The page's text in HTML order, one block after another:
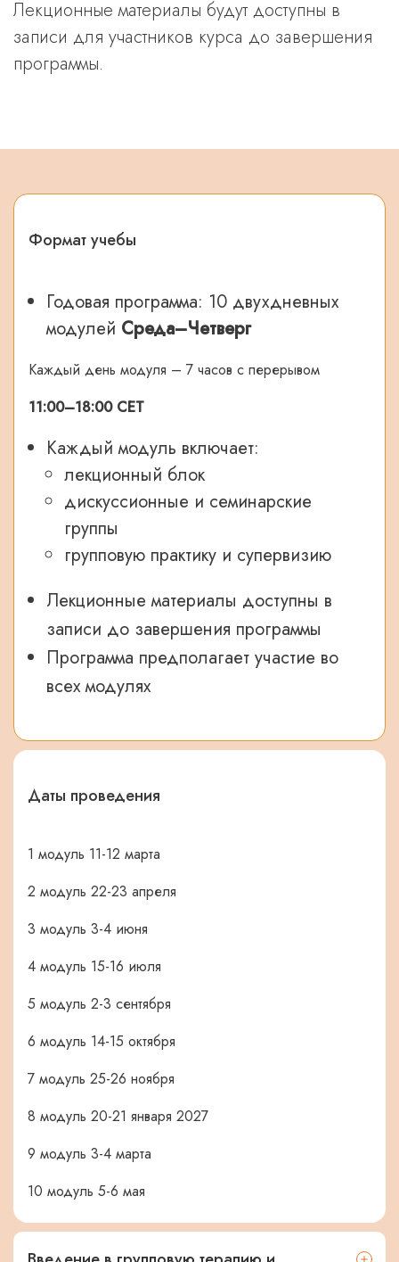
Лекционные материалы будут доступны в
записи для участников курса до завершения
программы.
Формат учебы
Годовая программа: 10 двухдневных
модулей Среда–Четверг
Каждый день модуля – 7 часов с перерывом
11:00–18:00 СЕТ
Каждый модуль включает:
лекционный блок
дискуссионные и семинарские
группы
групповую практику и супервизию
Лекционные материалы доступны в
записи до завершения программы
Программа предполагает участие во
всех модулях
Даты проведения
1 модуль 11-12 марта
2 модуль 22-23 апреля
3 модуль 3-4 июня
4 модуль 15-16 июля
5 модуль 2-3 сентября
6 модуль 14-15 октября
7 модуль 25-26 ноября
8 модуль 20-21 января 2027
9 модуль 3-4 марта
10 модуль 5-6 мая